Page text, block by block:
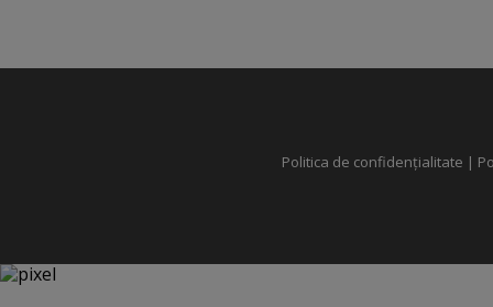
Politica de confidențialitate |